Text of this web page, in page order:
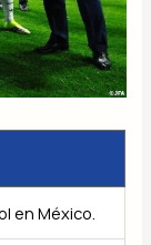
en México.